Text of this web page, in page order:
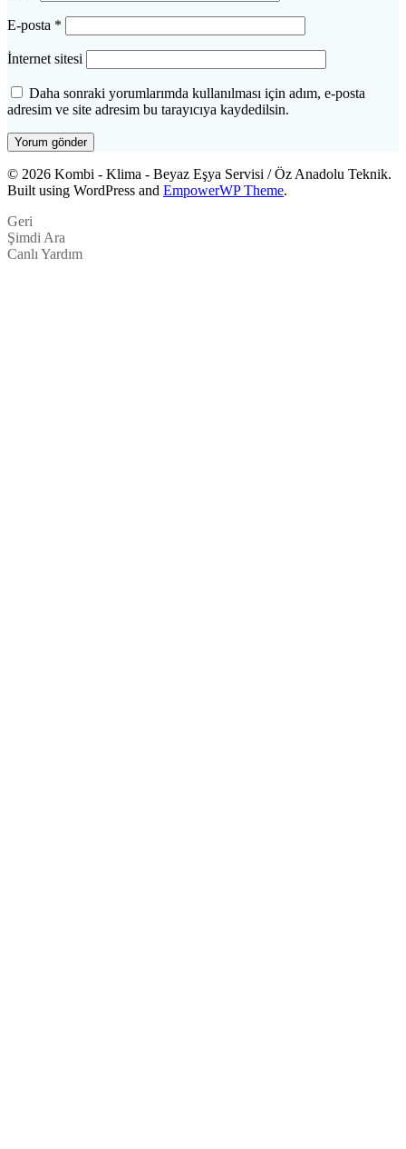
E-posta *
İnternet sitesi
Daha sonraki yorumlarımda kullanılması için adım, e-posta
adresim ve site adresim bu tarayıcıya kaydedilsin.
© 2026 Kombi - Klima - Beyaz Eşya Servisi / Öz Anadolu Teknik.
Built using WordPress and EmpowerWP Theme.
Geri
Şimdi Ara
Canlı Yardım